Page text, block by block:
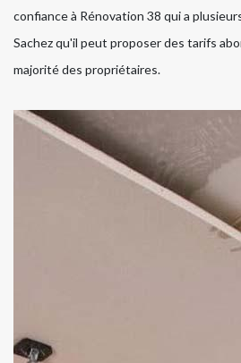
confiance à Rénovation 38 qui a
Sachez qu'il peut proposer des tarifs
majorité des propriétaires.